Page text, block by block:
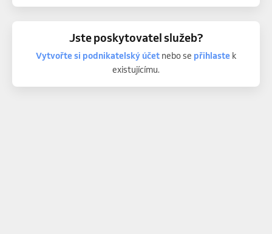
Jste poskytovatel služeb?
Vytvořte si podnikatelský účetnebo se přihlastek
existujícímu.